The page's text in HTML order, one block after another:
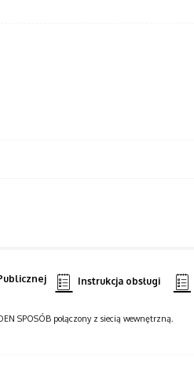
Instrukcja obsługi
SPOSÓB połączony z siecią wewnętrzną.